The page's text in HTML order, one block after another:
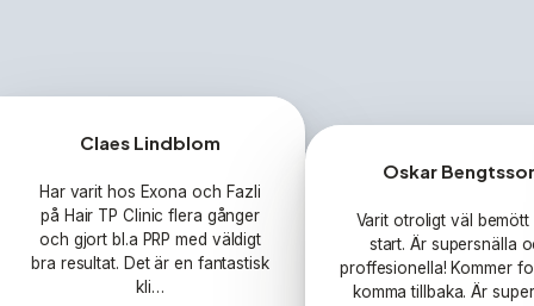
Claes Lindblom
Har varit hos Exona och Fazli
på Hair TP Clinic flera gånger
och gjort bl.a PRP med väldigt
bra resultat. Det är en fantastisk
kli…
5 av 5 stjärnor
Oskar
Varit otroligt väl bemött
start. Är supersnälla
proffesionella! Kommer
komma tillbaka. Är
5 av 5